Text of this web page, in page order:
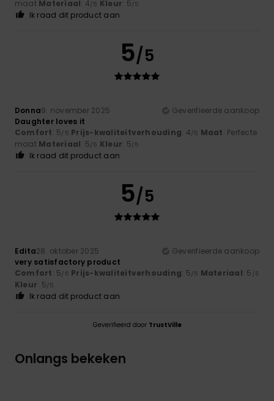
maat Materiaal: 4/5 Kleur: 5/5
Ik raad dit product aan
5/5
Donna9. november 2025
Geverifieerde aankoop
Daughter loves it
Comfort: 5/5 Prijs-kwaliteitverhouding: 4/5 Maat: Perfecte
maat Materiaal: 5/5 Kleur: 5/5
Ik raad dit product aan
5/5
Edita28. oktober 2025
Geverifieerde aankoop
very satisfactory product
Comfort: 5/5 Prijs-kwaliteitverhouding: 5/5 Materiaal: 5 /5
Kleur: 5/5
Ik raad dit product aan
Geverifieerd door TrustVille
Onlangs bekeken